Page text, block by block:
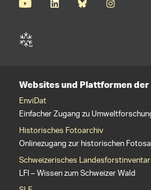
Websites und Plattformen der
EnviDat
Einfacher Zugang zu
Historisches Fotoarchiv
Onlinezugang zur historischen
Schweizerisches Landesforstinventar
LFI – Wissen zum Schweizer Wald